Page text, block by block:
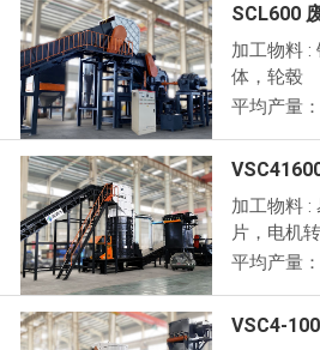
SCL600
加工物料 :
体，轮毂
平均产量
加工物料 :
片，电机
平均产量
VSC4-